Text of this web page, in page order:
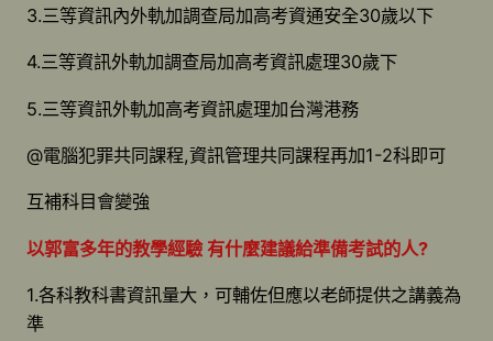
3.三等資訊內外軌加調查局加高考資通安全30歲以下
4.三等資訊外軌加調查局加高考資訊處理30歲下
5.三等資訊外軌加高考資訊處理加台灣港務
@電腦犯罪共同課程,資訊管理共同課程再加1-2科即可
互補科目會變強
以郭富多年的教學經驗 有什麼建議給準備考試的人?
1.各科教科書資訊量大，可輔佐但應以老師提供之講義為
準